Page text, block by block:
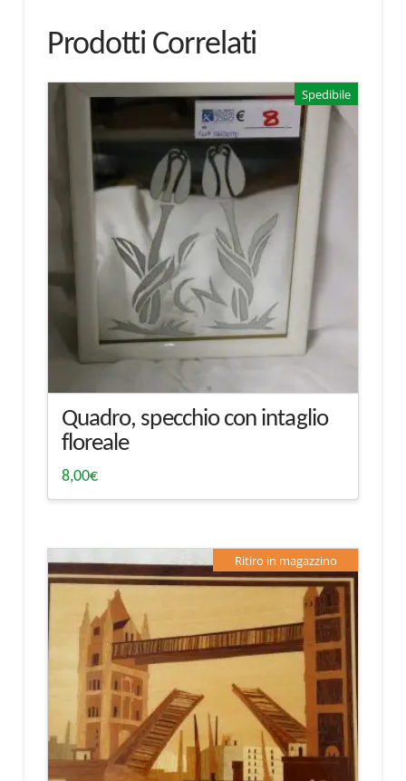
Prodotti Correlati
Spedibile
Quadro, specchio con intaglio
floreale
8,00€
Ritiro in magazzino